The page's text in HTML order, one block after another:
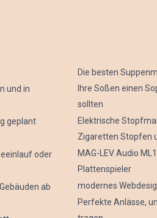
und in
geplant
oder
ab
Die besten
Ihre Soßen einen
sollten
Elektrische
Zigaretten Stopfen
MAG-LEV Audio
Plattenspieler
modernes
Perfekte Anlässe,